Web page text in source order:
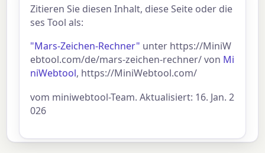
Zitieren Sie diesen Inhalt, diese Seite oder die
ses Tool als:
"Mars-Zeichen-Rechner" unter https://MiniW
ebtool.com/de/mars-zeichen-rechner/ von Mi
niWebtool, https://MiniWebtool.com/
vom miniwebtool-Team. Aktualisiert: 16. Jan. 2
026